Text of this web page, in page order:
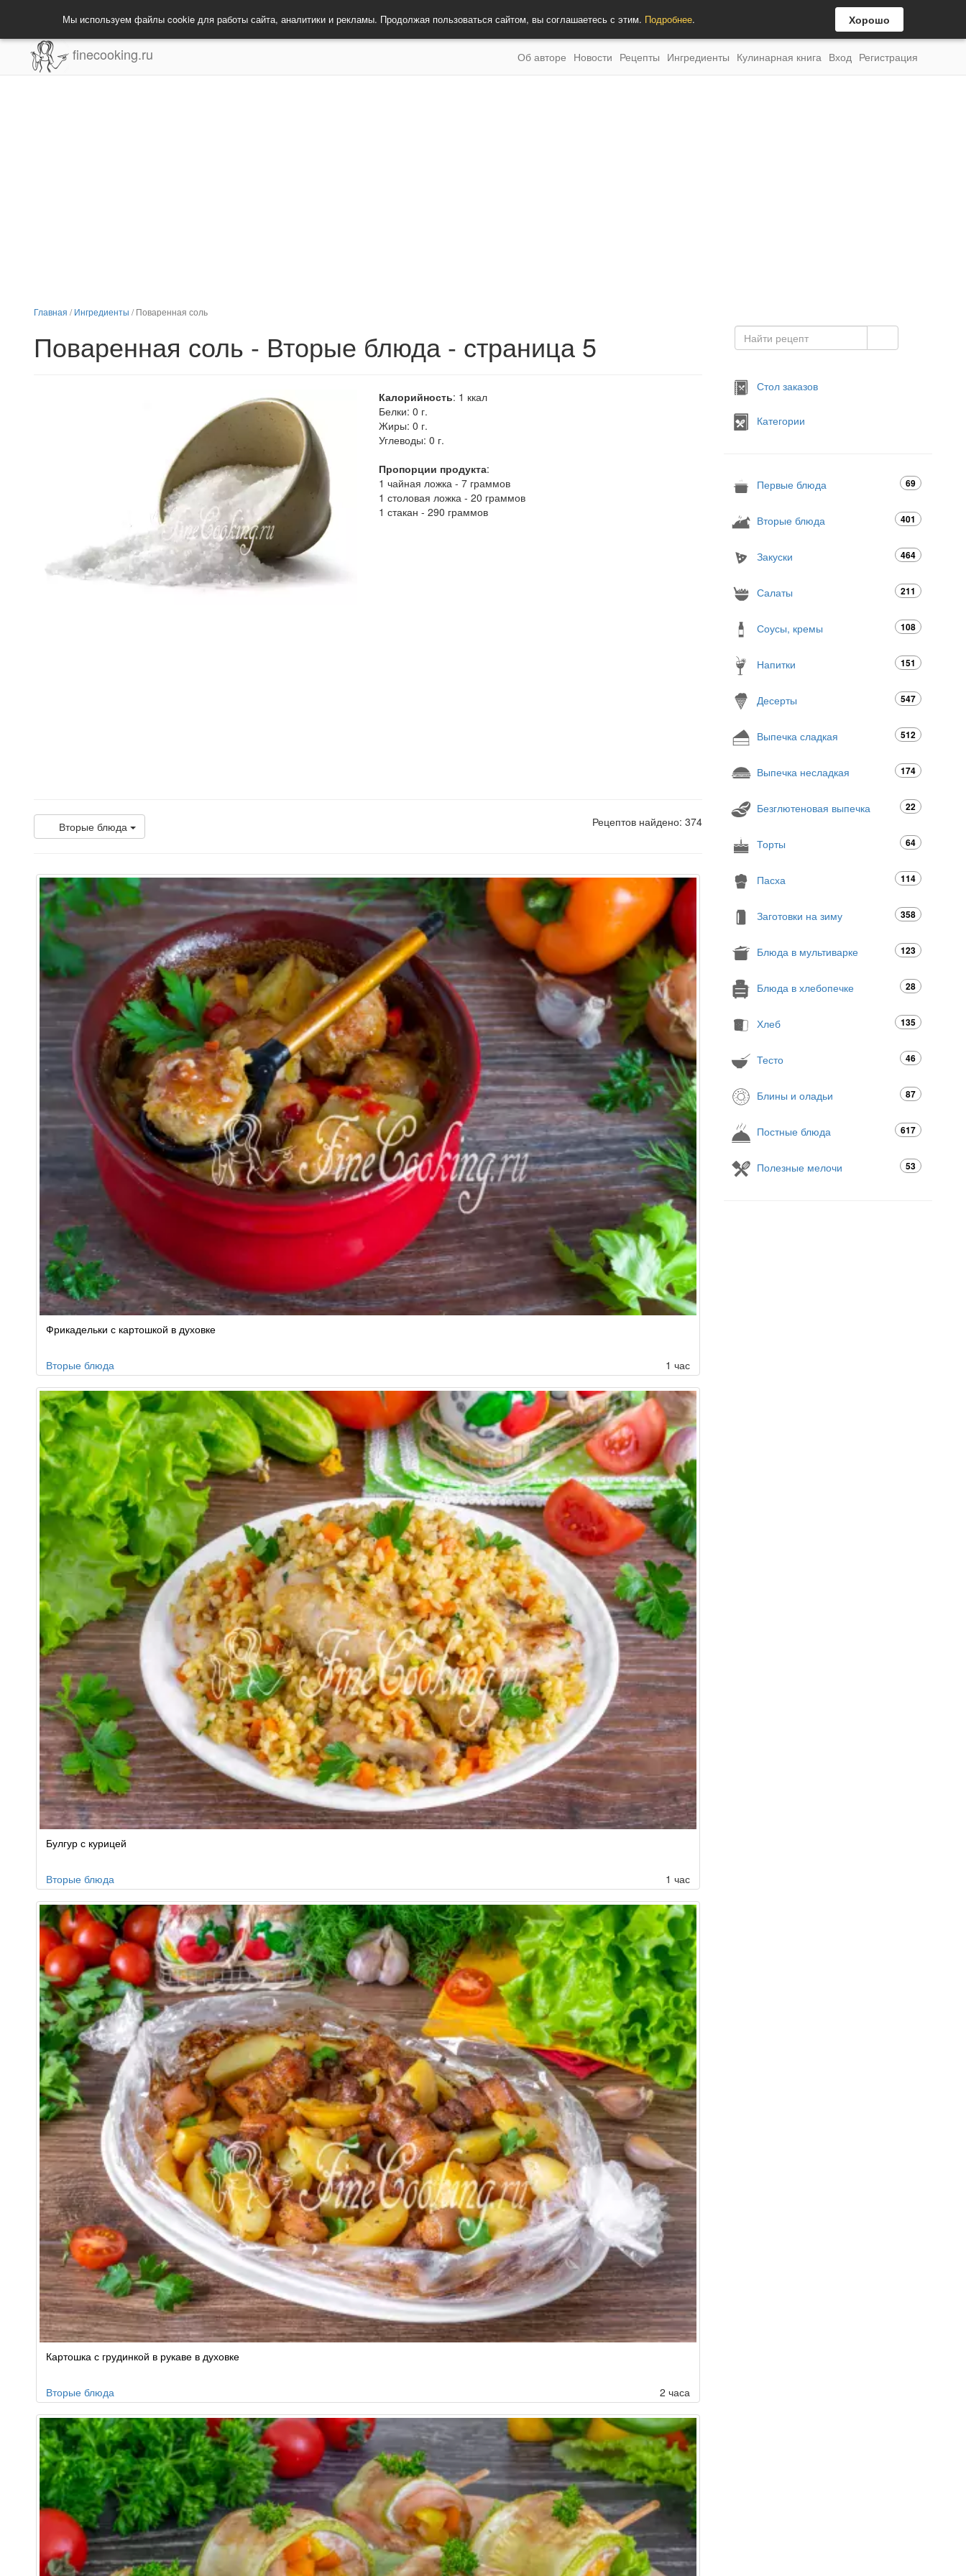
Мы используем файлы cookie для работы сайта, аналитики и рекламы. Продолжая пользоваться сайтом, вы соглашаетесь с этим. Подробнее. Хорошо
finecooking.ru Об авторе Новости Рецепты Ингредиенты Кулинарная книга Вход Регистрация
Главная /Ингредиенты /Поваренная соль
Поваренная соль - Вторые блюда - страница 5
Калорийность: 1 ккал
Белки: 0 г.
Жиры: 0 г.
Углеводы: 0 г.
Пропорции продукта:
1 чайная ложка - 7 граммов
1 столовая ложка - 20 граммов
1 стакан - 290 граммов
Вторые блюда Рецептов найдено: 374
Фрикадельки с картошкой в духовке
Вторые блюда 1 час
Булгур с курицей
Вторые блюда 1 час
Картошка с грудинкой в рукаве в духовке
Вторые блюда 2 часа
Стол заказов
Категории
Первые блюда 69
Вторые блюда 401
Закуски 464
Салаты 211
Соусы, кремы 108
Напитки 151
Десерты 547
Выпечка сладкая 512
Выпечка несладкая 174
Безглютеновая выпечка 22
Торты 64
Пасха 114
Заготовки на зиму 358
Блюда в мультиварке 123
Блюда в хлебопечке 28
Хлеб 135
Тесто 46
Блины и оладьи 87
Постные блюда 617
Полезные мелочи 53